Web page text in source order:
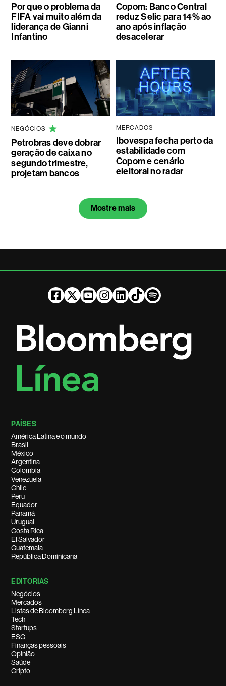
Por que o problema da
FIFA vai muito além da
liderança de Gianni
Infantino
Copom: Banco Central
reduz Selic para 14% ao
ano após inflação
desacelerar
NEGÓCIOS
Petrobras deve dobrar
geração de caixa no
segundo trimestre,
projetam bancos
MERCADOS
Ibovespa fecha perto da
estabilidade com
Copom e cenário
eleitoral no radar
Mostre mais
PAÍSES
América Latina e o mundo
Brasil
México
Argentina
Colombia
Venezuela
Chile
Peru
Equador
Panamá
Uruguai
Costa Rica
El Salvador
Guatemala
República Dominicana
EDITORIAS
Negócios
Mercados
Listas de Bloomberg Línea
Tech
Startups
ESG
Finanças pessoais
Opinião
Saúde
Cripto